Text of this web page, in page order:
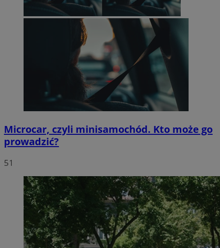
Microcar, czyli minisamochód. Kto może go
prowadzić?
51